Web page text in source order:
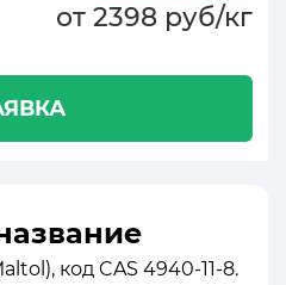
от 2398 руб/кг
код CAS 4940-11-8.